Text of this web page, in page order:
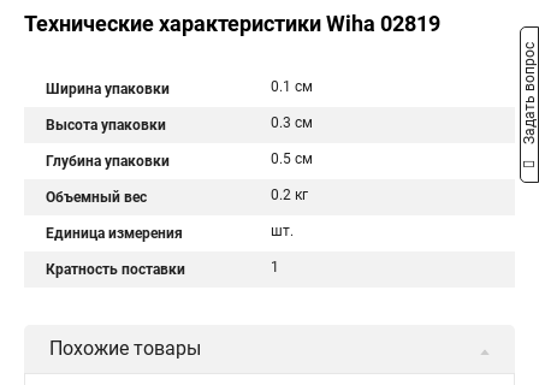
Технические характеристики Wiha 02819
Ширина упаковки 0.1 см
Высота упаковки 0.3 см
Глубина упаковки 0.5 см
Объемный вес 0.2 кг
Единица измерения шт.
Кратность поставки 1
Похожие товары
Задать вопрос